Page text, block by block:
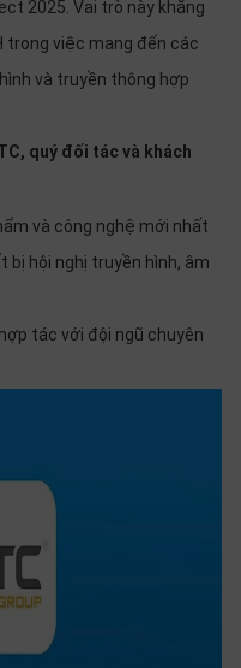
2025. Vai trò này khẳng
trong việc mang đến các
và truyền thông hợp
quý đối tác và khách
và công nghệ mới nhất
bị hội nghị truyền hình, âm
tác với đội ngũ chuyên